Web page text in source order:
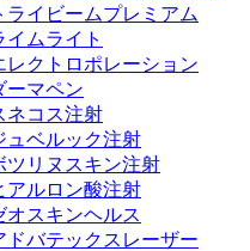
ライビームプレミアム
イムライト
レクトロポレーション
ーマペン
ネコス注射
ュベルック注射
ツリヌスキン注射
アルロン酸注射
オスキンヘルス
ドバテックスレーザー